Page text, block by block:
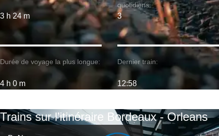
3 h 24 m
Durée de voyage la plus longue:
4 h 0 m
quotidiens:
3
Dernier train:
12:58
Trains sur l’itinéraire Bordeaux - Orleans